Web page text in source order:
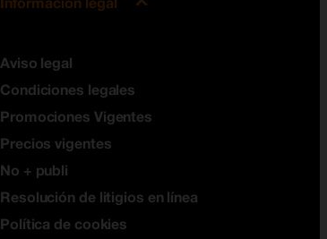
Aviso legal
Condiciones legales
Promociones Vigentes
Precios vigentes
No + publi
Resolución de litigios en línea
Política de cookies